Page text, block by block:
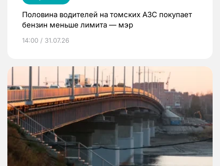
Половина водителей на томских АЗС покупает
бензин меньше лимита — мэр
14:00 / 31.07.26